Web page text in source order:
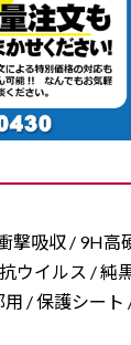
撃吸収 / 9H
ウイルス / 純
/ 保護シー